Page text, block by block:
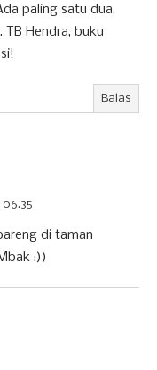
paling satu dua,
Hendra, buku
Balas
di taman
:))